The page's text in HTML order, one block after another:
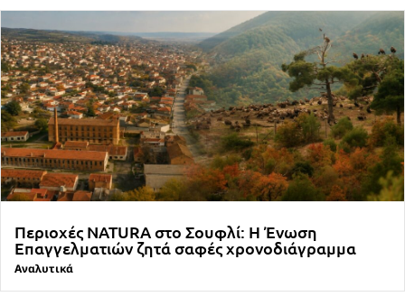
Περιοχές NATURA στο Σουφλί: Η Ένωση
Επαγγελματιών ζητά σαφές χρονοδιάγραμμα
Αναλυτικά